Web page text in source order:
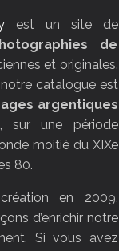
est un site de
de
et originales.
notre catalogue est
argentiques
, sur une période
moitié du XIXe
80.
en 2009,
d’enrichir notre
Si vous avez